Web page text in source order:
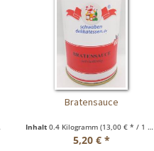
Bratensauce
Inhalt 0.4 Kilogramm (13,00 € * / 1 Kilogramm)
5,20 € *